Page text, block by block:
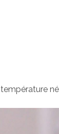
température